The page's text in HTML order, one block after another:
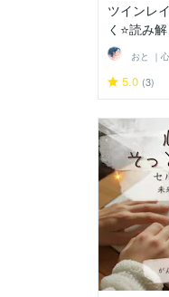
ツインレ
く⭐️読み
5.0 (3)